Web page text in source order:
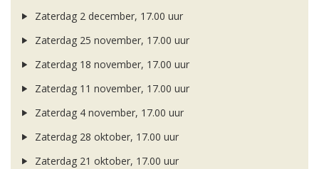
Zaterdag 2 december, 17.00 uur
Zaterdag 25 november, 17.00 uur
Zaterdag 18 november, 17.00 uur
Zaterdag 11 november, 17.00 uur
Zaterdag 4 november, 17.00 uur
Zaterdag 28 oktober, 17.00 uur
Zaterdag 21 oktober, 17.00 uur